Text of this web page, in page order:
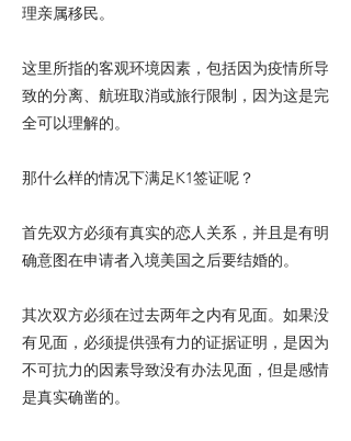
理亲属移民。
这里所指的客观环境因素，包括因为疫情所导
致的分离、航班取消或旅行限制，因为这是完
全可以理解的。
那什么样的情况下满足K1签证呢？
首先双方必须有真实的恋人关系，并且是有明
确意图在申请者入境美国之后要结婚的。
其次双方必须在过去两年之内有见面。如果没
有见面，必须提供强有力的证据证明，是因为
不可抗力的因素导致没有办法见面，但是感情
是真实确凿的。